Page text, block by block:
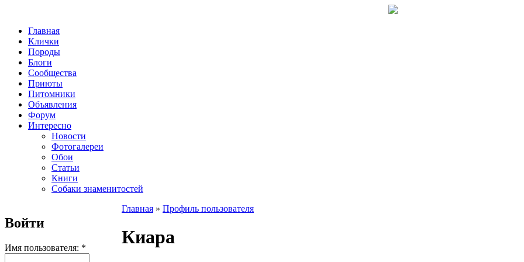
Главная
Клички
Породы
Блоги
Сообщества
Приюты
Питомники
Объявления
Форум
Интересно
Новости
Фотогалереи
Обои
Статьи
Книги
Собаки знаменитостей
Войти
Имя пользователя: *
Главная » Профиль пользователя
Киара